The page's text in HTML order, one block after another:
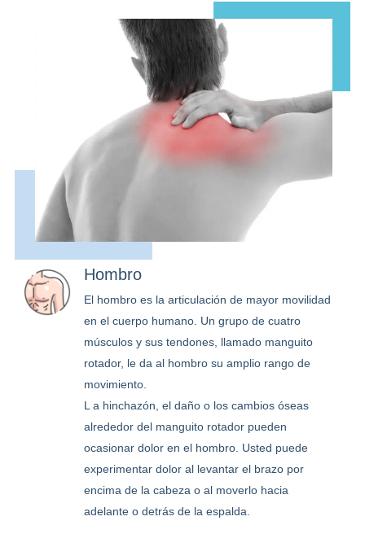
Hombro
El hombro es la articulación de mayor movilidad
en el cuerpo humano. Un grupo de cuatro
músculos y sus tendones, llamado manguito
rotador, le da al hombro su amplio rango de
movimiento.
L a hinchazón, el daño o los cambios óseas
alrededor del manguito rotador pueden
ocasionar dolor en el hombro. Usted puede
experimentar dolor al levantar el brazo por
encima de la cabeza o al moverlo hacia
adelante o detrás de la espalda.